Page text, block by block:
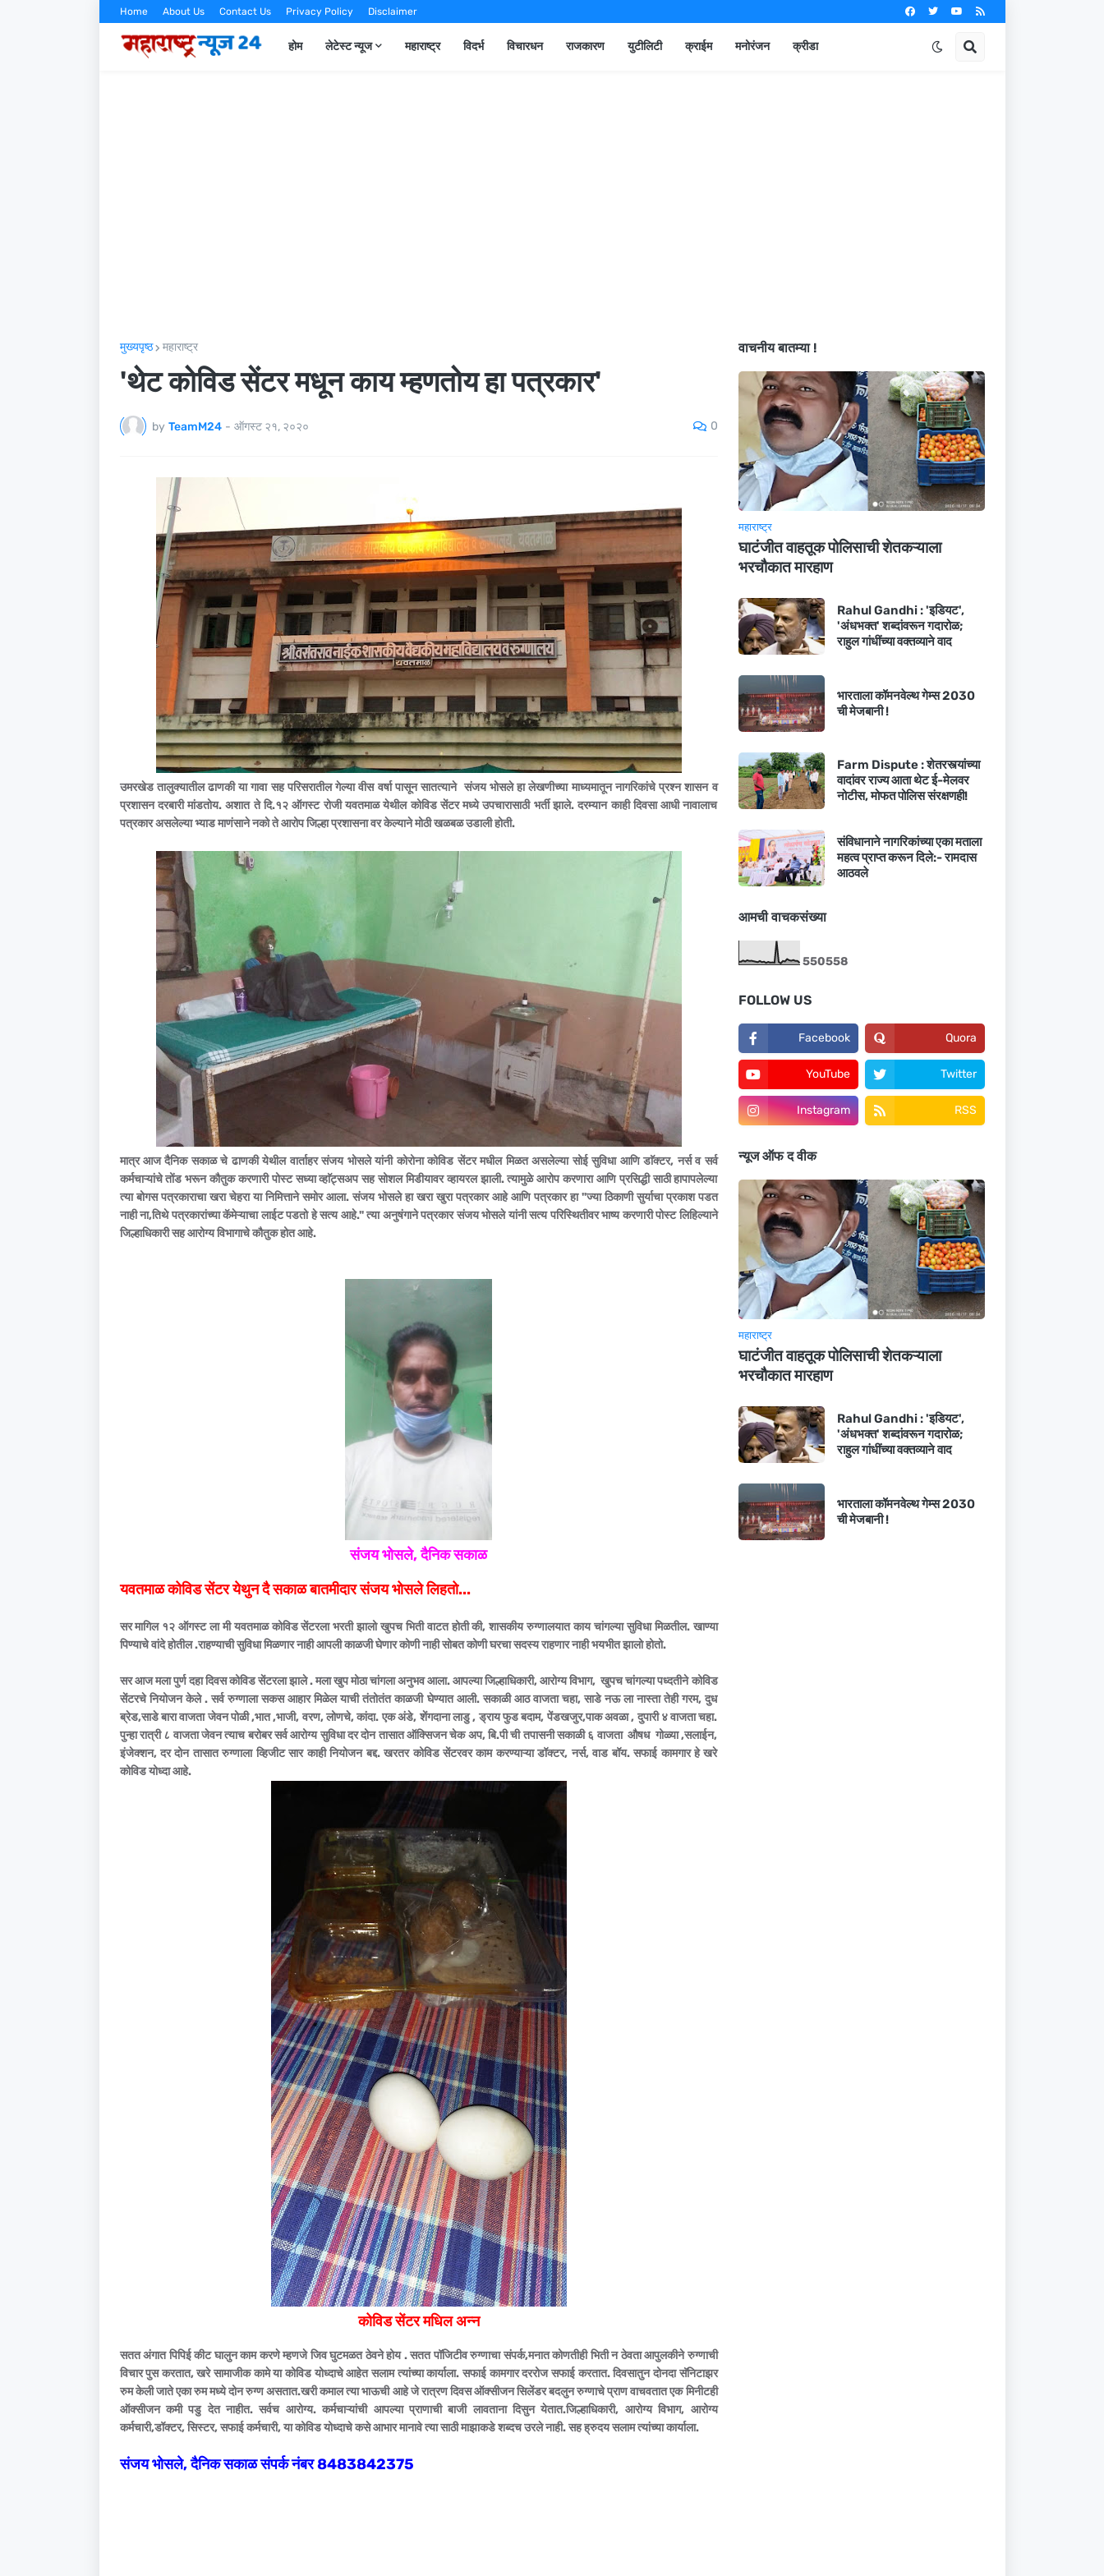
Home About Us Contact Us Privacy Policy Disclaimer
होम लेटेस्ट न्यूज महाराष्ट्र विदर्भ विचारधन राजकारण युटीलिटी क्राईम मनोरंजन क्रीडा
मुख्यपृष्ठ महाराष्ट्र
'थेट कोविड सेंटर मधून काय म्हणतोय हा पत्रकार'
by TeamM24 - ऑगस्ट २१, २०२० 0
उमरखेड तालुक्यातील ढाणकी या गावा सह परिसरातील गेल्या वीस वर्षा पासून सातत्याने संजय भोसले हा लेखणीच्या माध्यमातून नागरिकांचे प्रश्न शासन व
प्रशासन दरबारी मांडतोय. अशात ते दि.१२ ऑगस्ट रोजी यवतमाळ येथील कोविड सेंटर मध्ये उपचारासाठी भर्ती झाले. दरम्यान काही दिवसा आधी नावालाच
पत्रकार असलेल्या भ्याड माणंसाने नको ते आरोप जिल्हा प्रशासना वर केल्याने मोठी खळबळ उडाली होती.
मात्र आज दैनिक सकाळ चे ढाणकी येथील वार्ताहर संजय भोसले यांनी कोरोना कोविड सेंटर मधील मिळत असलेल्या सोई सुविधा आणि डाॅक्टर, नर्स व सर्व
कर्मचाऱ्यांचे तोंड भरून कौतुक करणारी पोस्ट सध्या व्हाॅट्सअप सह सोशल मिडीयावर व्हायरल झाली. त्यामुळे आरोप करणारा आणि प्रसिद्धी साठी हापापलेल्या
त्या बोगस पत्रकाराचा खरा चेहरा या निमित्ताने समोर आला. संजय भोसले हा खरा खुरा पत्रकार आहे आणि पत्रकार हा "ज्या ठिकाणी सुर्याचा प्रकाश पडत
नाही ना,तिथे पत्रकारांच्या कॅमेऱ्याचा लाईट पडतो हे सत्य आहे." त्या अनुषंगाने पत्रकार संजय भोसले यांनी सत्य परिस्थितीवर भाष्य करणारी पोस्ट लिहिल्याने
जिल्हाधिकारी सह आरोग्य विभागाचे कौतुक होत आहे.
संजय भोसले, दैनिक सकाळ
यवतमाळ कोविड सेंटर येथुन दै सकाळ बातमीदार संजय भोसले लिहतो...
सर मागिल १२ ऑगस्ट ला मी यवतमाळ कोविड सेंटरला भरती झालो खुपच भिती वाटत होती की, शासकीय रुग्णालयात काय चांगल्या सुविधा मिळतील. खाण्या
पिण्याचे वांदे होतील .राहण्याची सुविधा मिळणार नाही आपली काळजी घेणार कोणी नाही सोबत कोणी घरचा सदस्य राहणार नाही भयभीत झालो होतो.
सर आज मला पुर्ण दहा दिवस कोविड सेंटरला झाले . मला खुप मोठा चांगला अनुभव आला. आपल्या जिल्हाधिकारी, आरोग्य विभाग, खुपच चांगल्या पध्दतीने कोविड
सेंटरचे नियोजन केले . सर्व रुग्णाला सकस आहार मिळेल याची तंतोतंत काळजी घेण्यात आली. सकाळी आठ वाजता चहा, साडे नऊ ला नास्ता तेही गरम, दुध
ब्रेड,साडे बारा वाजता जेवन पोळी ,भात ,भाजी, वरण, लोणचे, कांदा. एक अंडे, शेंगदाना लाडु , ड्राय फुड बदाम, पेंडखजुर,पाक अवळा , दुपारी ४ वाजता चहा.
पुन्हा रात्री ८ वाजता जेवन त्याच बरोबर सर्व आरोग्य सुविधा दर दोन तासात ऑक्सिजन चेक अप, बि.पी ची तपासनी सकाळी ६ वाजता औषध गोळ्या ,सलाईन,
इंजेक्शन, दर दोन तासात रुग्णाला व्हिजीट सार काही नियोजन बद्द. खरतर कोविड सेंटरवर काम करण्याऱ्या डॉक्टर, नर्स, वाड बॉय. सफाई कामगार हे खरे
कोविड योध्दा आहे.
कोविड सेंटर मधिल अन्न
सतत अंगात पिपिई कीट घालुन काम करणे म्हणजे जिव घुटमळत ठेवने होय . सतत पॉजिटीव रुग्णाचा संपर्क,मनात कोणतीही भिती न ठेवता आपुलकीने रुग्णाची
विचार पुस करतात, खरे सामाजीक कामे या कोविड योध्दाचे आहेत सलाम त्यांच्या कार्याला. सफाई कामगार दररोज सफाई करतात. दिवसातुन दोनदा सॅनिटाझर
रुम केली जाते एका रुम मध्ये दोन रुग्ण असतात.खरी कमाल त्या भाऊची आहे जे रात्रण दिवस ऑक्सीजन सिलेंडर बदलुन रुग्णाचे प्राण वाचवतात एक मिनीटही
ऑक्सीजन कमी पडु देत नाहीत. सर्वच आरोग्य. कर्मचाऱ्यांची आपल्या प्राणाची बाजी लावताना दिसुन येतात.जिल्हाधिकारी, आरोग्य विभाग, आरोग्य
कर्मचारी,डॉक्टर, सिस्टर, सफाई कर्मचारी, या कोविड योध्दाचे कसे आभार मानावे त्या साठी माझाकडे शब्दच उरले नाही. सह ह्रुदय सलाम त्यांच्या कार्याला.
संजय भोसले, दैनिक सकाळ संपर्क नंबर 8483842375
वाचनीय बातम्या !
महाराष्ट्र
घाटंजीत वाहतूक पोलिसाची शेतकऱ्याला
भरचौकात मारहाण
Rahul Gandhi : 'इडियट',
'अंधभक्त' शब्दांवरून गदारोळ;
राहुल गांधींच्या वक्तव्याने वाद
भारताला कॉमनवेल्थ गेम्स 2030
ची मेजबानी !
Farm Dispute : शेतरस्त्यांच्या
वादांवर राज्य आता थेट ई-मेलवर
नोटीस, मोफत पोलिस संरक्षणही!
संविधानाने नागरिकांच्या एका मताला
महत्व प्राप्त करून दिले:- रामदास
आठवले
आमची वाचकसंख्या
550558
FOLLOW US
Facebook Quora
YouTube Twitter
Instagram RSS
न्यूज ऑफ द वीक
महाराष्ट्र
घाटंजीत वाहतूक पोलिसाची शेतकऱ्याला
भरचौकात मारहाण
Rahul Gandhi : 'इडियट',
'अंधभक्त' शब्दांवरून गदारोळ;
राहुल गांधींच्या वक्तव्याने वाद
भारताला कॉमनवेल्थ गेम्स 2030
ची मेजबानी !